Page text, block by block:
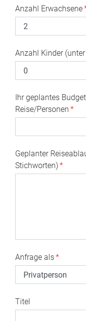
Anzahl Erwachsene
Anzahl Kinder
Ihr geplantes
Reise/Personen *
Geplanter
Stichworten) *
Anfrage als*
Titel